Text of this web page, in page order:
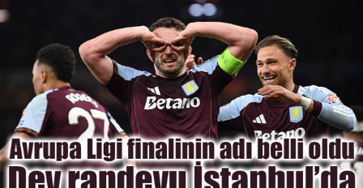
Gayrimenkul
Spor
Eğitim